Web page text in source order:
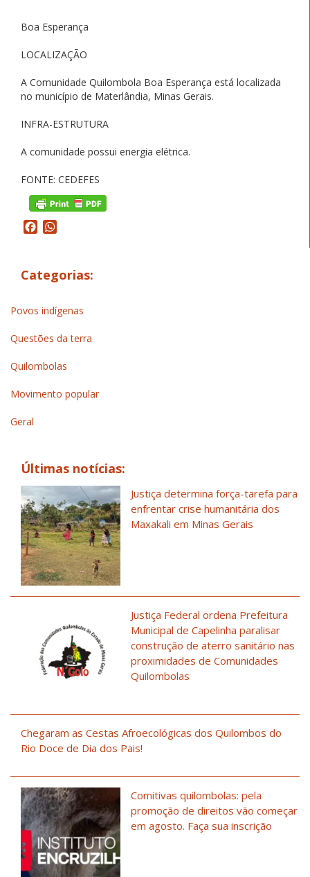
Boa Esperança
LOCALIZAÇÃO
A Comunidade Quilombola Boa Esperança está localizada
no município de Materlândia, Minas Gerais.
INFRA-ESTRUTURA
A comunidade possui energia elétrica.
FONTE: CEDEFES
Facebook
Categorias:
Povos indígenas
Questões da terra
Quilombolas
Movimento popular
Geral
Últimas notícias:
Justiça determina força-tarefa para
enfrentar crise humanitária dos
Maxakali em Minas Gerais
Justiça Federal ordena Prefeitura
Municipal de Capelinha paralisar
construção de aterro sanitário nas
proximidades de Comunidades
Quilombolas
Chegaram as Cestas Afroecológicas dos Quilombos do
Rio Doce de Dia dos Pais!
Comitivas quilombolas: pela
promoção de direitos vão começar
em agosto. Faça sua inscrição